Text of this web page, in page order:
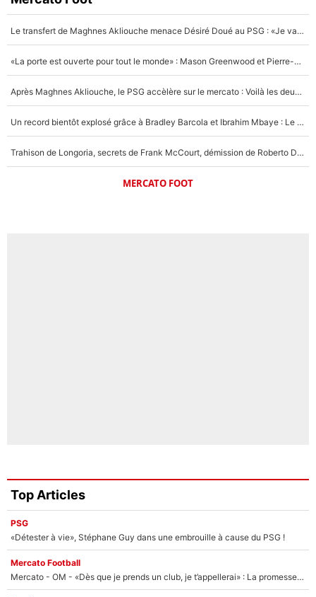
Le transfert de Maghnes Akliouche menace Désiré Doué au PSG : «Je valide à 200%»
«La porte est ouverte pour tout le monde» : Mason Greenwood et Pierre-Emerick Aubameyang ont quitté l'OM, Amine Gouiri balance sur la suite du mercato et sur la réaction du vestiaire !
Après Maghnes Akliouche, le PSG accèlère sur le mercato : Voilà les deux nouvelles recrues qui vont signer la semaine prochaine ?
Un record bientôt explosé grâce à Bradley Barcola et Ibrahim Mbaye : Le PSG sur le point de réaliser un mercato historique ?
Trahison de Longoria, secrets de Frank McCourt, démission de Roberto De Zerbi : Medhi Benatia se lâche sur son départ de l'OM et fait d'importantes révélations
MERCATO FOOT
Top Articles
PSG
«Détester à vie», Stéphane Guy dans une embrouille à cause du PSG !
Mercato Football
Mercato - OM - «Dès que je prends un club, je t’appellerai» : La promesse de Marcelino au moment de claquer la porte